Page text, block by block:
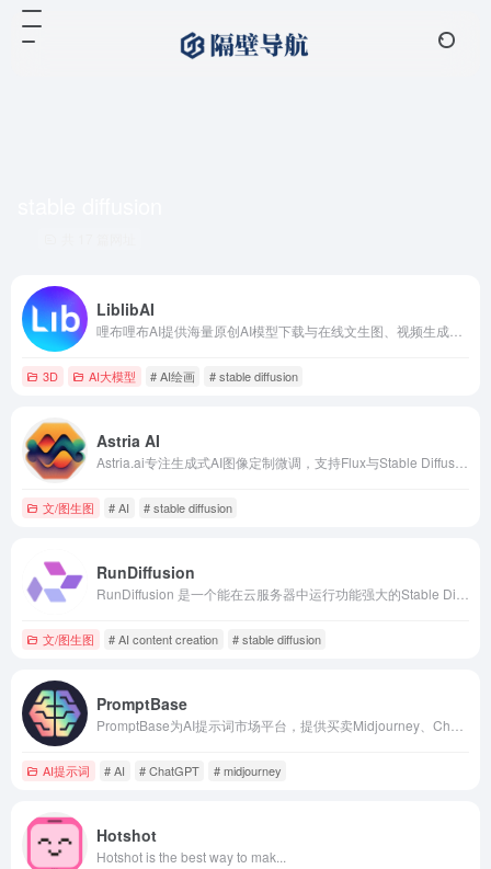
LiblibAI
3D AI大模型 # AI绘画 # stable diffusion
Astria AI
文/图生图 # AI # stable diffusion
RunDiffusion
文/图生图 # AI content creation # stable diffusion
PromptBase
AI提示词 # AI # ChatGPT # midjourney
Hotshot
Hotshot is the best way to mak...